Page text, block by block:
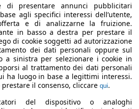
92 kW (125 PS)
h)
10.4s
di presentare annunci pubblicitari
agli specifici interessi dell’utente,
e di analizzarne la fruizione.
in basso a destra per prestare il
di cookie soggetti ad autorizzazione
dei dati personali oppure sul
a sinistra per selezionare i cookie in
al trattamento dei dati personali
ha luogo in base a legittimi interessi.
prestare il consenso, cliccare qui.
del dispositivo o analoghi